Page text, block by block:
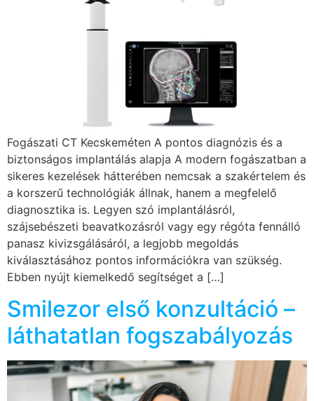
Fogászati CT Kecskeméten A pontos diagnózis és a
biztonságos implantálás alapja A modern fogászatban a
sikeres kezelések hátterében nemcsak a szakértelem és
a korszerű technológiák állnak, hanem a megfelelő
diagnosztika is. Legyen szó implantálásról,
szájsebészeti beavatkozásról vagy egy régóta fennálló
panasz kivizsgálásáról, a legjobb megoldás
kiválasztásához pontos információkra van szükség.
Ebben nyújt kiemelkedő segítséget a […]
Smilezor első konzultáció –
láthatatlan fogszabályozás